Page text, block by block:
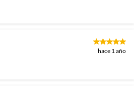
hace 1 año